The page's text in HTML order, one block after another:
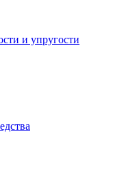
и упругости